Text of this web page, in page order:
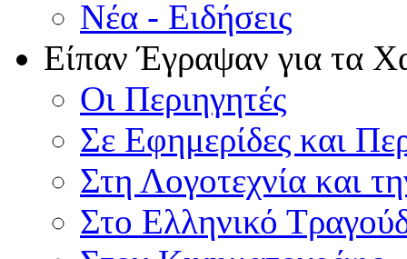
Νέα - Ειδήσεις
Είπαν Έγραψαν για τα
Οι Περιηγητές
Σε Εφημερίδες και
Στη Λογοτεχνία και
Στο Ελληνικό